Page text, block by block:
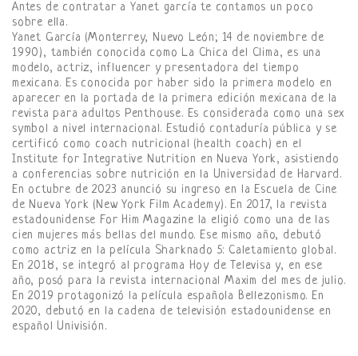
Antes de contratar a Yanet garcía te contamos un poco
sobre ella.
Yanet García (Monterrey, Nuevo León; 14 de noviembre de
1990), también conocida como La Chica del Clima, es una
modelo, actriz, influencer y presentadora del tiempo
mexicana. Es conocida por haber sido la primera modelo en
aparecer en la portada de la primera edición mexicana de la
revista para adultos Penthouse. Es considerada como una sex
symbol a nivel internacional. Estudió contaduría pública y se
certificó como coach nutricional (health coach) en el
Institute for Integrative Nutrition en Nueva York, asistiendo
a conferencias sobre nutrición en la Universidad de Harvard.
En octubre de 2023 anunció su ingreso en la Escuela de Cine
de Nueva York (New York Film Academy). En 2017, la revista
estadounidense For Him Magazine la eligió como una de las
cien mujeres más bellas del mundo. Ese mismo año, debutó
como actriz en la película Sharknado 5: Caletamiento global.
En 2018, se integró al programa Hoy de Televisa y, en ese
año, posó para la revista internacional Maxim del mes de julio.
En 2019 protagonizó la película española Bellezonismo. En
2020, debutó en la cadena de televisión estadounidense en
español Univisión.